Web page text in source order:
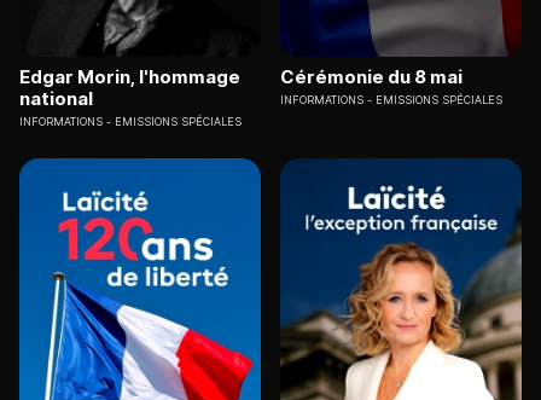
Edgar Morin, l'hommage
national
INFORMATIONS EMISSIONS SPÉCIALES
Cérémonie du 8 mai
INFORMATIONS EMISSIONS SPÉCIALES